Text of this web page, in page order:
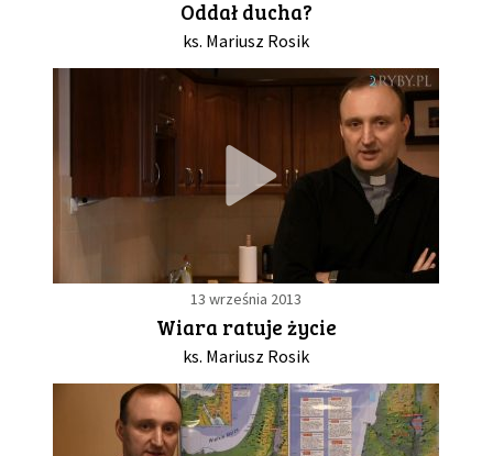
WESPRZYJ NAS
PARTNERZY
NEWSLETTER
DLA MEDIÓW
Oddał ducha?
ks. Mariusz Rosik
13 września 2013
Wiara ratuje życie
ks. Mariusz Rosik